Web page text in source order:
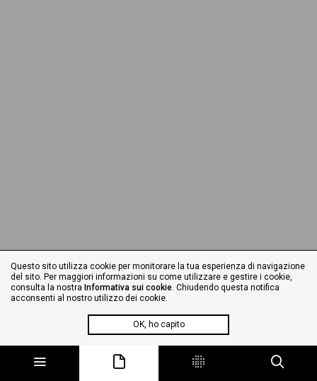
Questo sito utilizza cookie per monitorare la tua esperienza di navigazione
del sito. Per maggiori informazioni su come utilizzare e gestire i cookie,
consulta la nostra Informativa sui cookie. Chiudendo questa notifica
acconsenti al nostro utilizzo dei cookie.
OK, ho capito